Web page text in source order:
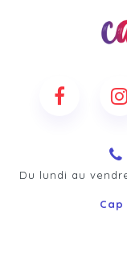
Du lundi au